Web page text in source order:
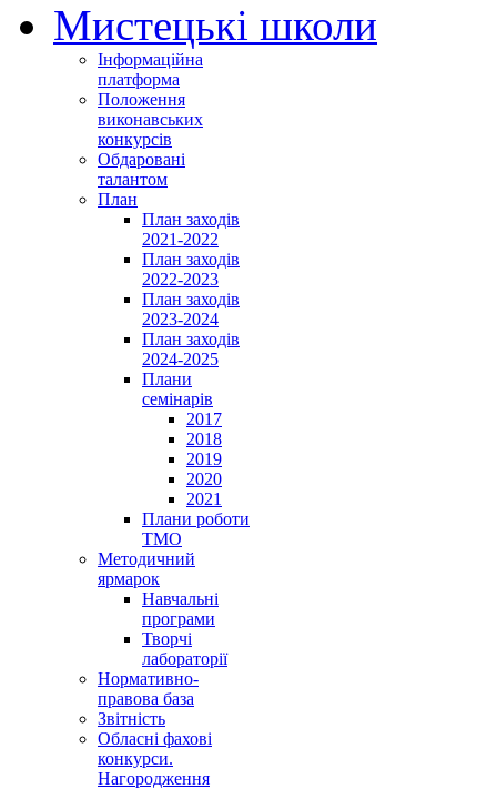
Мистецькі школи
Інформаційна
платформа
Положення
виконавських
конкурсів
Обдаровані
талантом
План
План заходів
2021-2022
План заходів
2022-2023
План заходів
2023-2024
План заходів
2024-2025
Плани
семінарів
2017
2018
2019
2020
2021
Плани роботи
ТМО
Методичний
ярмарок
Навчальні
програми
Творчі
лабораторії
Нормативно-
правова база
Звітність
Обласні фахові
конкурси.
Нагородження